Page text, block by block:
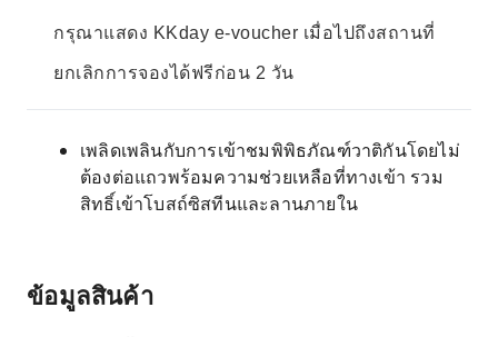
กรุณาแสดง KKday e-voucher เมื่อไปถึงสถานที่
ยกเลิกการจองได้ฟรีก่อน 2 วัน
เพลิดเพลินกับการเข้าชมพิพิธภัณฑ์วาติกันโดยไม่
ต้องต่อแถวพร้อมความช่วยเหลือที่ทางเข้า รวม
สิทธิ์เข้าโบสถ์ซิสทีนและลานภายใน
ข้อมูลสินค้า